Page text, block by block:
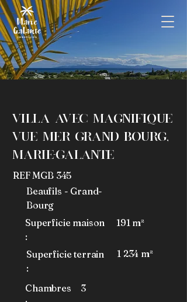
Agence immobiliEre A
Marie-Galante
Villa avec magnifique
vue mer Grand Bourg,
Marie-Galante
REF MGB 345
Beaufils - Grand-
Bourg
Superficie maison
:
Superficie terrain
:
191 m²
1 234 m²
Chambres
3